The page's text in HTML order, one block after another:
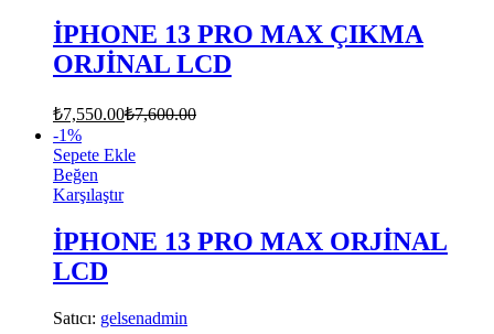
İPHONE 13 PRO MAX ÇIKMA
ORJİNAL LCD
₺7,550.00₺7,600.00
-1%
Sepete Ekle
Beğen
Karşılaştır
İPHONE 13 PRO MAX ORJİNAL
LCD
Satıcı: gelsenadmin